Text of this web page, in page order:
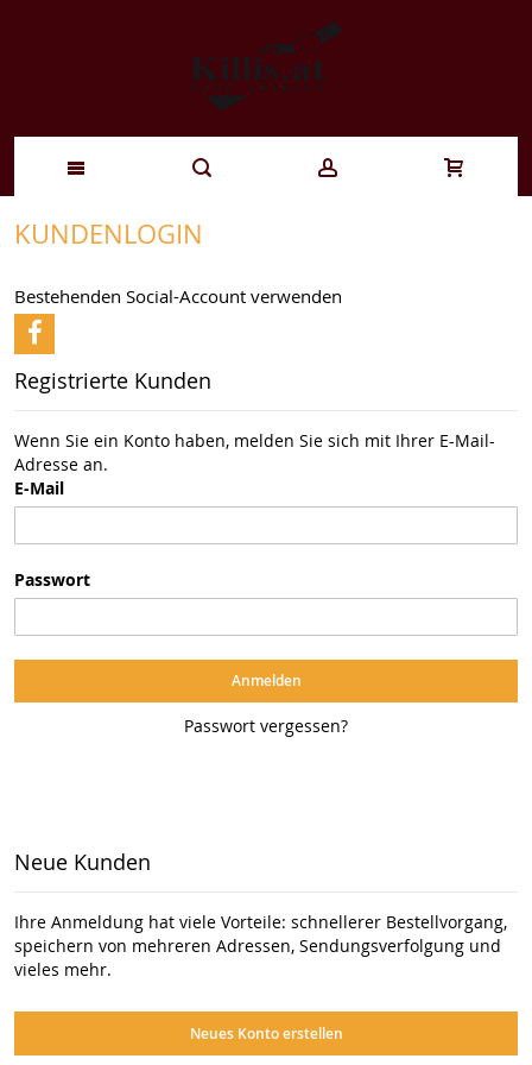
Zum
springen
KUNDENLOGIN
Bestehenden Social-Account verwenden
Registrierte Kunden
Wenn Sie ein Konto haben, melden Sie sich mit Ihrer E-Mail-
Adresse an.
E-Mail
Passwort
Anmelden
Passwort vergessen?
Neue Kunden
Ihre Anmeldung hat viele Vorteile: schnellerer Bestellvorgang,
speichern von mehreren Adressen, Sendungsverfolgung und
vieles mehr.
Neues Konto erstellen